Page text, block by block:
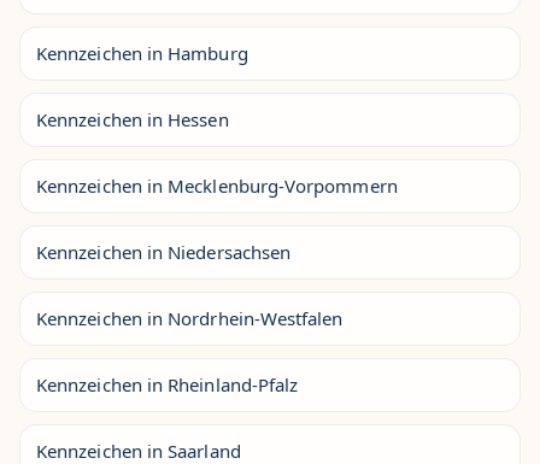
Kennzeichen in Hamburg
Kennzeichen in Hessen
Kennzeichen in Mecklenburg-Vorpommern
Kennzeichen in Niedersachsen
Kennzeichen in Nordrhein-Westfalen
Kennzeichen in Rheinland-Pfalz
Kennzeichen in Saarland